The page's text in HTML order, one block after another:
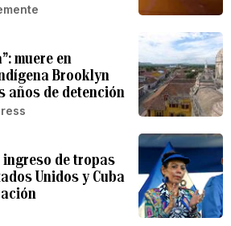
muere en
Brooklyn
años de detención
de tropas
Unidos y Cuba